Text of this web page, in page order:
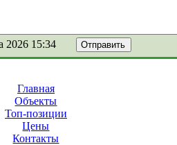
2026 15:34
Главная
Объекты
Топ-позиции
Цены
Контакты